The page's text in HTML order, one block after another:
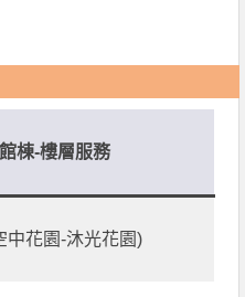
棟-樓層服務
中花園-沐光花園)